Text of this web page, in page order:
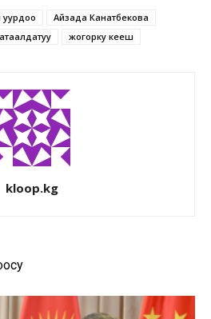
Айзада Канатбекова
жогорку кеңеш
kloop.kg